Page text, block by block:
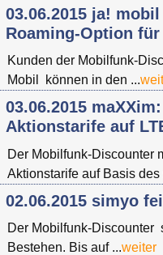
03.06.2015 ja!
Roaming-Option für
Kunden der Mobilfunk-
Mobil können in den ...
03.06.2015
Aktionstarife auf
Der Mobilfunk-Discounter
Aktionstarife auf Basis des
02.06.2015 simyo
Der Mobilfunk-
Bestehen. Bis auf ...weiter